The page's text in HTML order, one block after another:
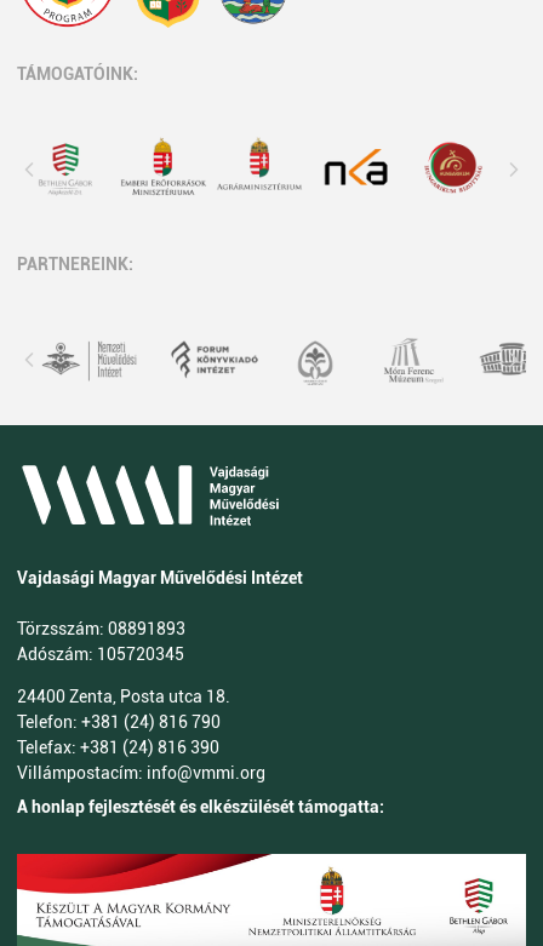
TÁMOGATÓINK:
PARTNEREINK:
Vajdasági Magyar Művelődési Intézet
Törzsszám: 08891893
Adószám: 105720345
24400 Zenta, Posta utca 18.
Telefon: +381 (24) 816 790
Telefax: +381 (24) 816 390
Villámpostacím: info@vmmi.org
A honlap fejlesztését és elkészülését támogatta: